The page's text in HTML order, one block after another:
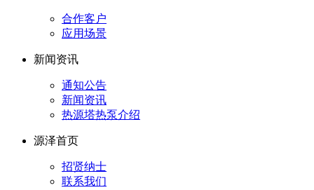
合作客户
应用场景
新闻资讯
通知公告
新闻资讯
热源塔热泵介绍
源泽首页
招贤纳士
联系我们